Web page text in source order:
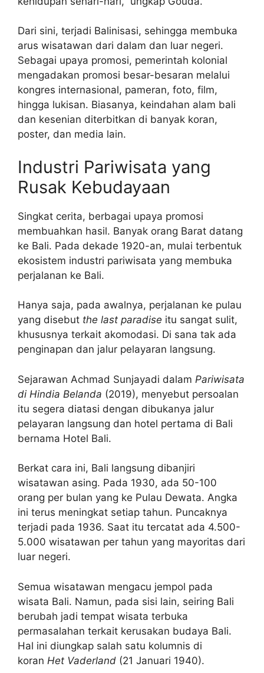
Dari sini, terjadi Balinisasi, sehingga membuka
arus wisatawan dari dalam dan luar negeri.
Sebagai upaya promosi, pemerintah kolonial
mengadakan promosi besar-besaran melalui
kongres internasional, pameran, foto, film,
hingga lukisan. Biasanya, keindahan alam bali
dan kesenian diterbitkan di banyak koran,
poster, dan media lain.
Industri Pariwisata yang
Rusak Kebudayaan
Singkat cerita, berbagai upaya promosi
membuahkan hasil. Banyak orang Barat datang
ke Bali. Pada dekade 1920-an, mulai terbentuk
ekosistem industri pariwisata yang membuka
perjalanan ke Bali.
Hanya saja, pada awalnya, perjalanan ke pulau
yang disebut the last paradise itu sangat sulit,
khususnya terkait akomodasi. Di sana tak ada
penginapan dan jalur pelayaran langsung.
Sejarawan Achmad Sunjayadi dalam Pariwisata
di Hindia Belanda (2019), menyebut persoalan
itu segera diatasi dengan dibukanya jalur
pelayaran langsung dan hotel pertama di Bali
bernama Hotel Bali.
Berkat cara ini, Bali langsung dibanjiri
wisatawan asing. Pada 1930, ada 50-100
orang per bulan yang ke Pulau Dewata. Angka
ini terus meningkat setiap tahun. Puncaknya
terjadi pada 1936. Saat itu tercatat ada 4.500-
5.000 wisatawan per tahun yang mayoritas dari
luar negeri.
Semua wisatawan mengacu jempol pada
wisata Bali. Namun, pada sisi lain, seiring Bali
berubah jadi tempat wisata terbuka
permasalahan terkait kerusakan budaya Bali.
Hal ini diungkap salah satu kolumnis di
koran Het Vaderland (21 Januari 1940).